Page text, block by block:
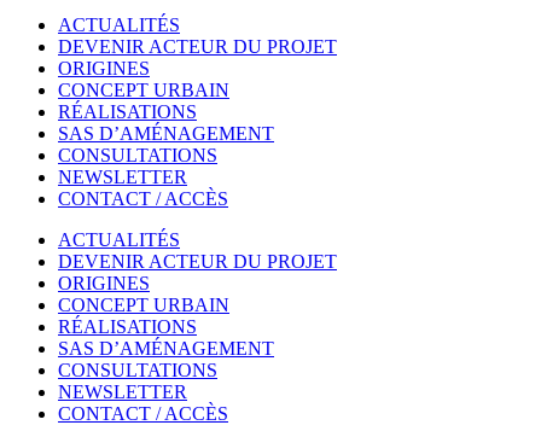
ACTUALITÉS
DEVENIR ACTEUR DU PROJET
ORIGINES
CONCEPT URBAIN
RÉALISATIONS
SAS D’AMÉNAGEMENT
CONSULTATIONS
NEWSLETTER
CONTACT / ACCÈS
ACTUALITÉS
DEVENIR ACTEUR DU PROJET
ORIGINES
CONCEPT URBAIN
RÉALISATIONS
SAS D’AMÉNAGEMENT
CONSULTATIONS
NEWSLETTER
CONTACT / ACCÈS